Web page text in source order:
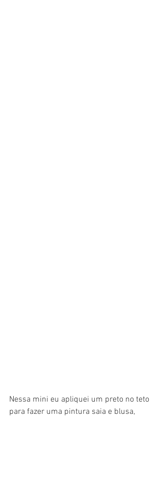
Nessa mini eu apliquei um preto no teto
para fazer uma pintura saia e blusa,